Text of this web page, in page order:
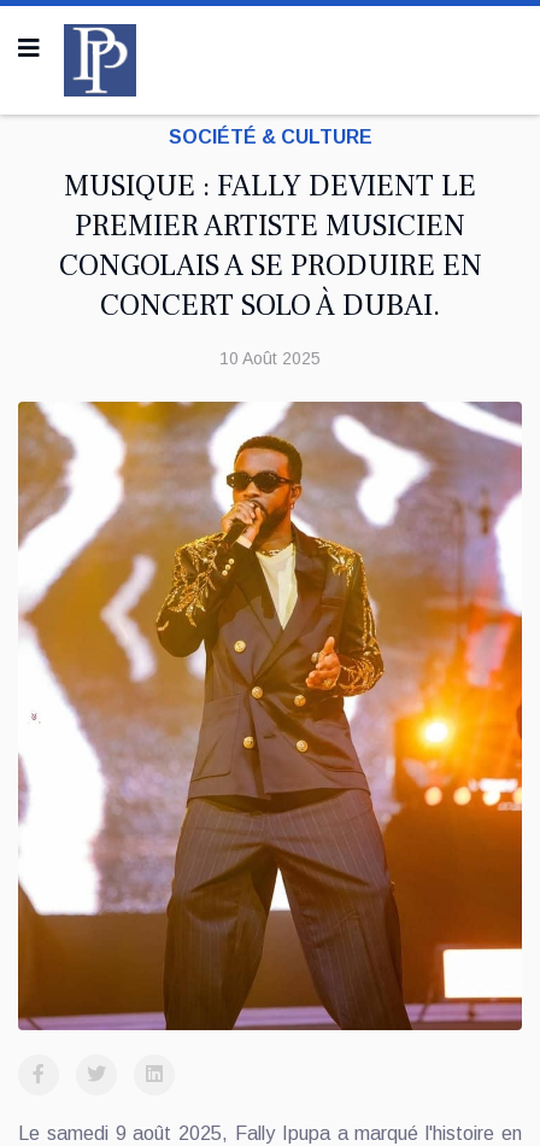
SOCIÉTÉ & CULTURE
MUSIQUE : FALLY DEVIENT LE
PREMIER ARTISTE MUSICIEN
CONGOLAIS A SE PRODUIRE EN
CONCERT SOLO À DUBAI.
10 Août 2025
Le samedi 9 août 2025, Fally Ipupa a marqué l'histoire en